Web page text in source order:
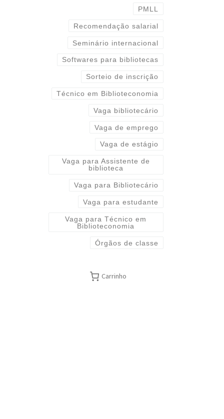
PMLL
Recomendação salarial
Seminário internacional
Softwares para bibliotecas
Sorteio de inscrição
Técnico em Biblioteconomia
Vaga bibliotecário
Vaga de emprego
Vaga de estágio
Vaga para Assistente de
biblioteca
Vaga para Bibliotecário
Vaga para estudante
Vaga para Técnico em
Biblioteconomia
Órgãos de classe
Carrinho